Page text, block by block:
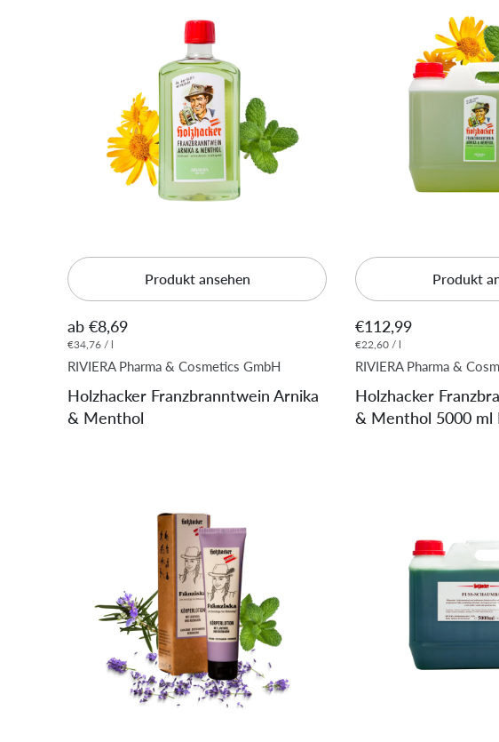
Produkt ansehen
ab €8,69
€34,76 / l
RIVIERA Pharma & Cosmetics GmbH
Holzhacker Franzbranntwein Arnika
& Menthol
Produkt
€112,99
€22,60 / l
RIVIERA Pharma &
Holzhacker
& Menthol 5000 ml